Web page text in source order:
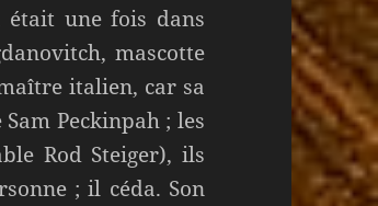
était une fois dans
mascotte
italien, car sa
Peckinpah ; les
Rod Steiger), ils
; il céda. Son